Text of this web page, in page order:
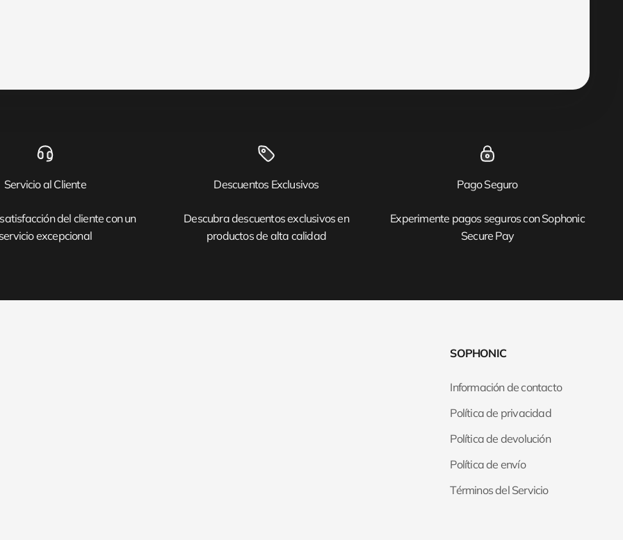
Servicio al Cliente
del cliente con un
excepcional
Descuentos Exclusivos
Descubra descuentos exclusivos en
productos de alta calidad
Pago Seguro
Experimente pagos seguros con Sophonic
Secure Pay
SOPHONIC
Información de contacto
Política de privacidad
Política de devolución
Política de envío
Términos del Servicio